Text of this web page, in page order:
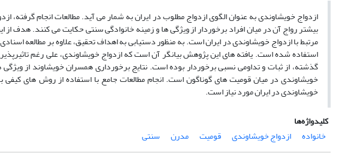
ازدواج خویشاوندی به عنوان الگوی ازدواج مطلوب در ایران به شمار می آید. مطالعات انجام گرفته،
بیشتر رواج آن در میان افراد برخوردار از ویژگی ها و زمینه خانوادگی سنتی حکایت می کنند. هدف
استفاده شده است. یافته های این پژوهش بیانگر آن است که ازدواج خویشاوندی، علی رغم
گذشته، از ثبات و تداومی نسبی برخوردار بوده است. نتایج برخورداری همسران خویشاوند از
خویشاوندی در میان قومیت های گوناگون است. انجام مطالعات جامع با استفاده از روش های کیفی
خویشاوندی در ایران مورد نیاز است.
کلیدواژه‌ها
خانواده
ازدواج خویشاوندی قومیت مدرن سنتی